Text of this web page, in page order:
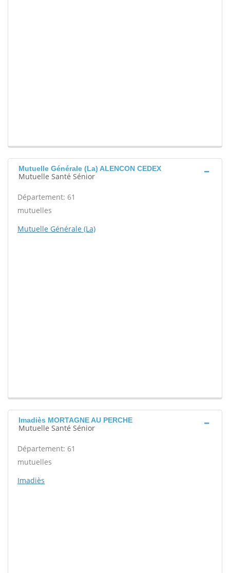
Mutuelle Générale (La) ALENCON CEDEX
Mutuelle Santé Sénior
Département: 61
mutuelles
Mutuelle Générale (La)
Imadiès MORTAGNE AU PERCHE
Mutuelle Santé Sénior
Département: 61
mutuelles
Imadiès